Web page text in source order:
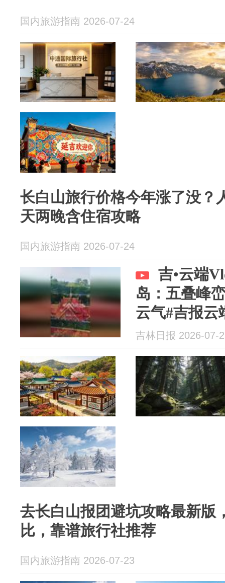
国内旅游指南 2026-07-24
长白山旅行价格今年涨了没？
天两晚含住宿攻略
国内旅游指南 2026-07-24
吉•云端
岛：五叠峰
云气#吉报云
（作者：石
吉林日报 2026-07-
去长白山报团避坑攻略最新版
比，靠谱旅行社推荐
国内旅游指南 2026-07-23